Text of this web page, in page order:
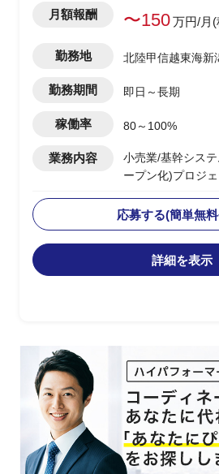
月額報酬 〜150万円/月(
勤務地 北陸甲信越東海新
勤務期間 即日～長期
稼働率 80～100%
業務内容
小売業/基幹シス
ープン化)プロジ
・社員の補佐とし
ト管理
応募する(簡単無
詳細を表示